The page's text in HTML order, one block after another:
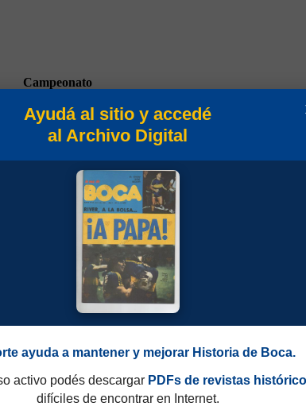
Campeonato
Torneo Clausura 1994
Ayudá al sitio y accedé
al Archivo Digital
ayuda a mantener y mejorar Historia de Boca.
activo podés descargar PDFs de revistas
difíciles de encontrar en Internet.